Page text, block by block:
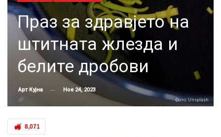
Праз за здравјето на
штитната жлезда и
белите дробови
Арт Кујна Ное 24, 2023
Фото: Unsplash
8,071